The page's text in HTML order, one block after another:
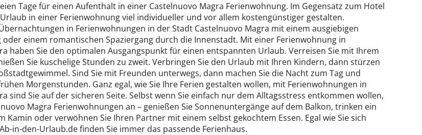
Tage für einen Aufenthalt in einer Castelnuovo Magra Ferienwohnung. Im Gegensatz zum Hotel
in einer Ferienwohnung viel individueller und vor allem kostengünstiger gestalten.
in Ferienwohnungen in der Stadt Castelnuovo Magra mit einem ausgiebigen
oder einem romantischen Spaziergang durch die Innenstadt. Mit einer Ferienwohnung in
haben Sie den optimalen Ausgangspunkt für einen entspannten Urlaub. Verreisen Sie mit Ihrem
Sie kuschelige Stunden zu zweit. Verbringen Sie den Urlaub mit Ihren Kindern, dann stürzen
Sind Sie mit Freunden unterwegs, dann machen Sie die Nacht zum Tag und
Morgenstunden. Ganz egal, wie Sie Ihre Ferien gestalten wollen, mit Ferienwohnungen in
sind Sie auf der sicheren Seite. Selbst wenn Sie einfach nur dem Alltagsstress entkommen wollen,
Magra Ferienwohnungen an – genießen Sie Sonnenuntergänge auf dem Balkon, trinken ein
Kamin oder verwöhnen Sie Ihren Partner mit einem selbst gekochtem Essen. Egal wie Sie sich
in-den-Urlaub.de finden Sie immer das passende Ferienhaus.